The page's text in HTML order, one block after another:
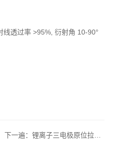
透过率 >95%, 衍射角 10-90°